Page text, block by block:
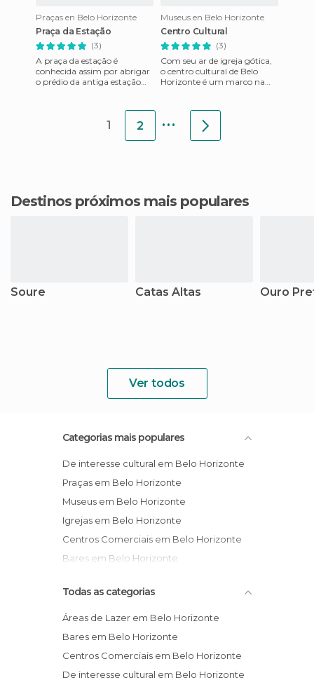
Praças en Belo Horizonte
Praça da Estação
(3)
A praça da estação é
conhecida assim por abrigar
o prédio da antiga estação
Museus en Belo Horizonte
Centro Cultural
(3)
Com seu ar de igreja gótica,
o centro cultural de Belo
Horizonte é um marco na
1 2 ...
Destinos próximos mais populares
Soure Catas Altas Ouro
Ver todos
Categorias mais populares
De interesse cultural em Belo Horizonte
Praças em Belo Horizonte
Museus em Belo Horizonte
Igrejas em Belo Horizonte
Centros Comerciais em Belo Horizonte
Bares em Belo Horizonte
Todas as categorias
Áreas de Lazer em Belo Horizonte
Bares em Belo Horizonte
Centros Comerciais em Belo Horizonte
De interesse cultural em Belo Horizonte